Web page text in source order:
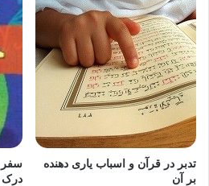
تدبر در قرآن و اسباب یاری دهنده
بر آن
سفر
درک